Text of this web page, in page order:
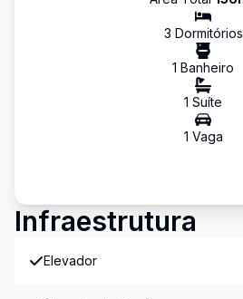
3 Dormitórios
1 Banheiro
1 Suíte
1 Vaga
Infraestrutura
Elevador